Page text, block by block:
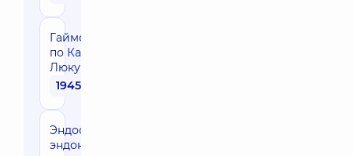
Гайморотомия
по Калдвел-
Люку
19450 грн
Эндоскопическая
эндоназальная